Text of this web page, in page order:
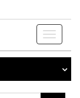
Toggle